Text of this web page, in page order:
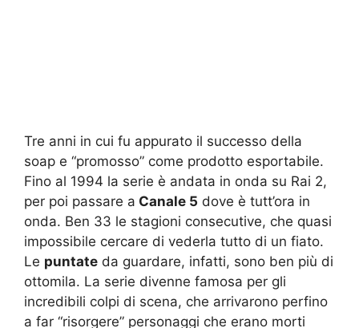
Tre anni in cui fu appurato il successo della
soap e “promosso” come prodotto esportabile.
Fino al 1994 la serie è andata in onda su Rai 2,
per poi passare a Canale 5 dove è tutt’ora in
onda. Ben 33 le stagioni consecutive, che quasi
impossibile cercare di vederla tutto di un fiato.
Le puntate da guardare, infatti, sono ben più di
ottomila. La serie divenne famosa per gli
incredibili colpi di scena, che arrivarono perfino
a far “risorgere” personaggi che erano morti